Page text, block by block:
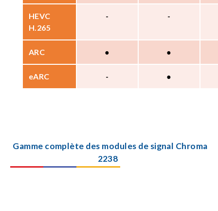
HEVC
H.265
- -
ARC ● ●
eARC - ●
Gamme complète des modules de signal Chroma
2238